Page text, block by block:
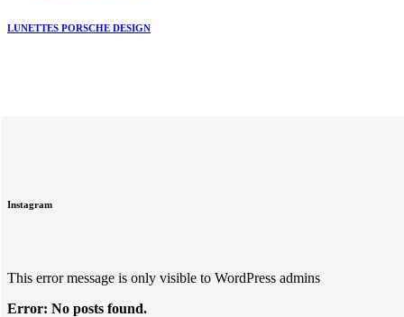
LUNETTES PORSCHE DESIGN
Instagram
This error message is only visible to WordPress admins
Error: No posts found.